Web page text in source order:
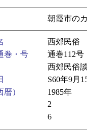
朝霞市の
西郊民俗
巻・号
通巻112号
西郊民俗
S60年9月
）
1985年
2
6